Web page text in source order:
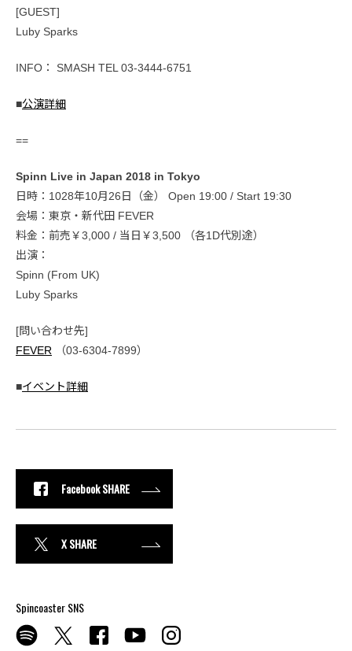
[GUEST]
Luby Sparks
INFO： SMASH TEL 03-3444-6751
■公演詳細
==
Spinn Live in Japan 2018 in Tokyo
日時：1028年10月26日（金） Open 19:00 / Start 19:30
会場：東京・新代田 FEVER
料金：前売￥3,000 / 当日￥3,500 （各1D代別途）
出演：
Spinn (From UK)
Luby Sparks
[問い合わせ先]
FEVER （03-6304-7899）
■イベント詳細
Facebook SHARE
X SHARE
Spincoaster SNS